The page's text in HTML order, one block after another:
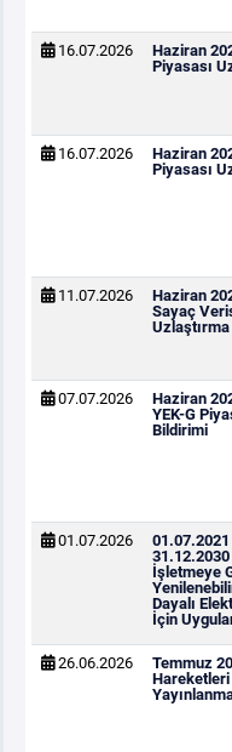
16.07.2026
Haziran
Piyasası
16.07.2026
Haziran
Piyasası
11.07.2026
Haziran
Sayaç
07.07.2026
Haziran
YEK-G
Bildirimi
01.07.2026
İşletmeye
Dayalı
İçin
26.06.2026
Temmuz